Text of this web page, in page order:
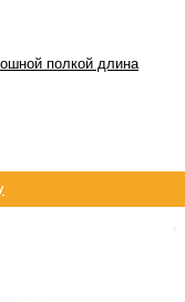
полкой длина